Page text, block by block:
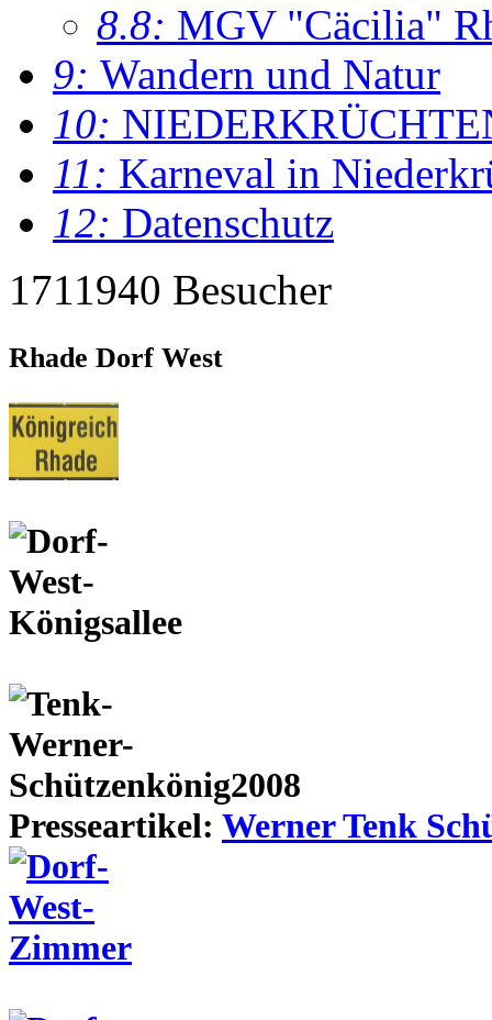
8.8: MGV "Cäcilia"
9: Wandern und Natur
10:
11: Karneval in
12: Datenschutz
1711940 Besucher
Rhade Dorf West
Presseartikel: Werner Tenk